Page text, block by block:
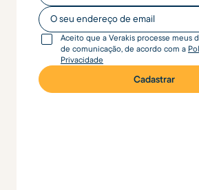
O seu endereço de email
Aceito que a Verakis processe meus
de comunicação, de acordo com a
Privacidade